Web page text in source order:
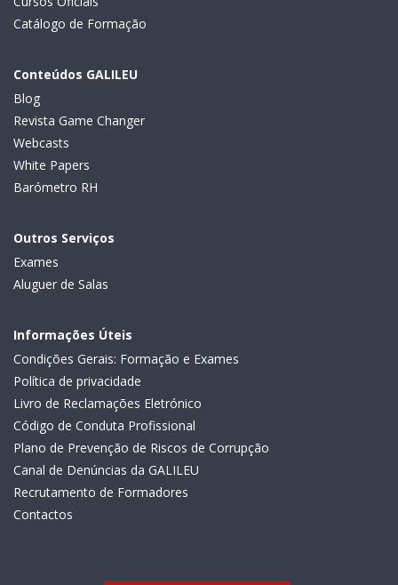
Catálogo de Formação
Conteúdos GALILEU
Blog
Revista Game Changer
Webcasts
White Papers
Barómetro RH
Outros Serviços
Exames
Aluguer de Salas
Informações Úteis
Condições Gerais: Formação e Exames
Política de privacidade
Livro de Reclamações Eletrónico
Código de Conduta Profissional
Plano de Prevenção de Riscos de Corrupção
Canal de Denúncias da GALILEU
Recrutamento de Formadores
Contactos